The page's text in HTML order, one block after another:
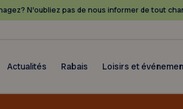
N’oubliez pas de nous informer de tout
Actualités Rabais Loisirs et